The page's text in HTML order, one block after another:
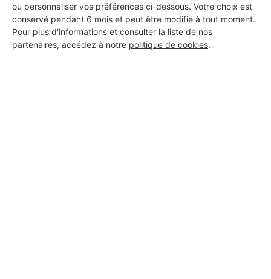
ou personnaliser vos préférences ci-dessous. Votre choix est
conservé pendant 6 mois et peut être modifié à tout moment.
Pour plus d'informations et consulter la liste de nos
partenaires, accédez à notre politique de cookies.
DEMANDER UN DEVIS